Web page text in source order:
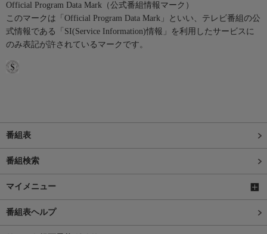
Official Program Data Mark（公式番組情報マーク）
このマークは「Official Program Data Mark」といい、テレビ番組の公
式情報である「SI(Service Information)情報」を利用したサービスに
のみ表記が許されているマークです。
番組表
番組検索
マイメニュー
番組表ヘルプ